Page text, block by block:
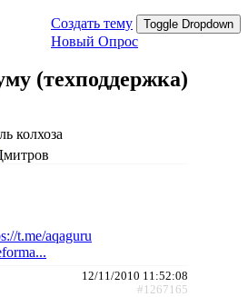
Создать тему Toggle Dropdown
Новый Опрос
(техподдержка)
колхоза
t.me/aqaguru
12/11/2010 11:52:08
#1267165